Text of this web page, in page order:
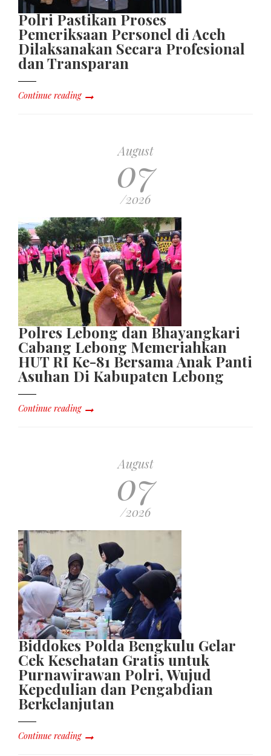
Polri Pastikan Proses
Pemeriksaan Personel di Aceh
Dilaksanakan Secara Profesional
dan Transparan
Continue reading
August
07
/2026
Polres Lebong dan Bhayangkari
Cabang Lebong Memeriahkan
HUT RI Ke-81 Bersama Anak Panti
Asuhan Di Kabupaten Lebong
Continue reading
August
07
/2026
Biddokes Polda Bengkulu Gelar
Cek Kesehatan Gratis untuk
Purnawirawan Polri, Wujud
Kepedulian dan Pengabdian
Berkelanjutan
Continue reading